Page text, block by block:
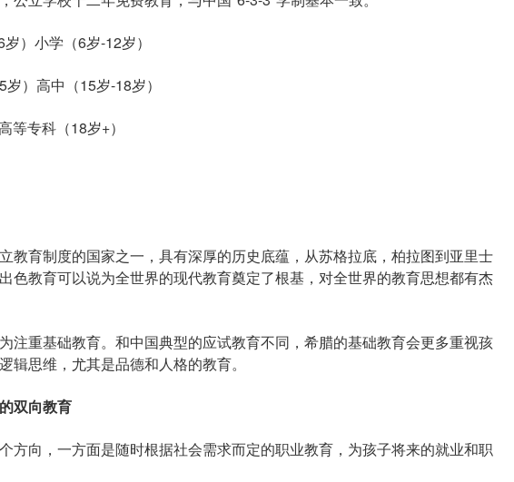
小学（6岁-12岁）
）高中（15岁-18岁）
专科（18岁+）
育制度的国家之一，具有深厚的历史底蕴，从苏格拉底，柏拉图到亚里士
色教育可以说为全世界的现代教育奠定了根基，对全世界的教育思想都有杰
重基础教育。和中国典型的应试教育不同，希腊的基础教育会更多重视孩
辑思维，尤其是品德和人格的教育。
双向教育
向，一方面是随时根据社会需求而定的职业教育，为孩子将来的就业和职